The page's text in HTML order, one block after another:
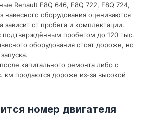
Renault F8Q 646, F8Q 722, F8Q 724,
навесного оборудования оцениваются
зависит от пробега и комплектации.
подтверждённым пробегом до 120 тыс.
оборудования стоят дороже, но
капитального ремонта либо с
км продаются дороже из-за высокой
номер двигателя